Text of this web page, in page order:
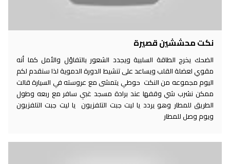
نكت محششين قصيرة
الضحك يخرج الطاقة السلبية ويجدد الشعور بالتفاؤل والأمل كما أنه
مقوي لعضلة القلب ويساعد على تنشيط الدورة الدموية لذا سنقدم لكم
اليوم مجموعه من النكت حوطي يتمشى مع عروسته في السيارة قالت
ممكن نشرب شي وقفها عند برادة مسجد غبي سافر مع ربعه وطول
الطريق للمطار وهو يردد يا ليت جبت التلفزيون يا ليت جبت التلفزيون
ويوم وصل للمطار